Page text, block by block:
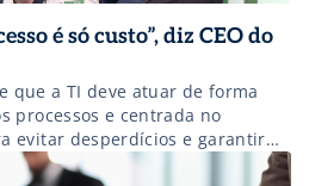
é só custo”, diz CEO do
que a TI deve atuar de forma
processos e centrada no
evitar desperdícios e garantir